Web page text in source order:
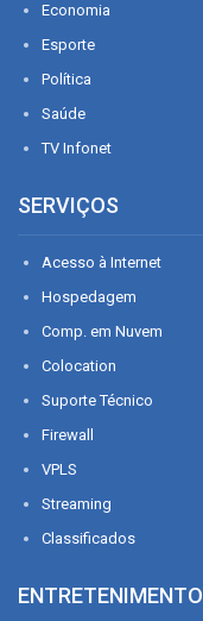
Economia
Esporte
Política
Saúde
TV Infonet
SERVIÇOS
Acesso à Internet
Hospedagem
Comp. em Nuvem
Colocation
Suporte Técnico
Firewall
VPLS
Streaming
Classificados
ENTRETENIMENTO